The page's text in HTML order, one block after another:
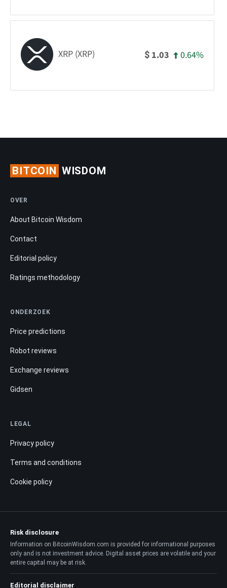
XRP (XRP) $ 1.03 0.64%
BITCOIN WISDOM
OVER
About Bitcoin Wisdom
Contact
Editorial policy
Ratings methodology
ONDERZOEK
Price predictions
Robot reviews
Exchange reviews
Gidsen
LEGAL
Privacy policy
Terms and conditions
Cookie policy
Risk disclosure
Information on BitcoinWisdom.com is provided for informational purposes
only and is not investment advice. Digital asset prices are volatile and your
entire capital may be at risk.
Editorial disclaimer